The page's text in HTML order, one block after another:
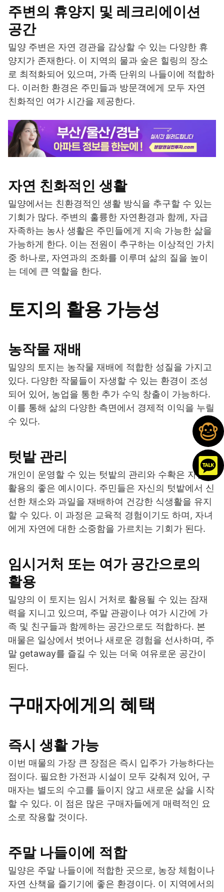
주변의 휴양지 및 레크리에이션
공간
밀양 주변은 자연 경관을 감상할 수 있는 다양한 휴
양지가 존재한다. 이 지역의 물과 숲은 힐링의 장소
로 최적화되어 있으며, 가족 단위의 나들이에 적합하
다. 이러한 환경은 주민들과 방문객에게 모두 자연
친화적인 여가 시간을 제공한다.
자연 친화적인 생활
밀양에서는 친환경적인 생활 방식을 추구할 수 있는
기회가 많다. 주변의 훌륭한 자연환경과 함께, 자급
자족하는 농사 생활은 주민들에게 지속 가능한 삶을
가능하게 한다. 이는 전원이 추구하는 이상적인 가치
중 하나로, 자연과의 조화를 이루며 삶의 질을 높이
는 데에 큰 역할을 한다.
토지의 활용 가능성
농작물 재배
밀양의 토지는 농작물 재배에 적합한 성질을 가지고
있다. 다양한 작물들이 자생할 수 있는 환경이 조성
되어 있어, 농업을 통한 추가 수익 창출이 가능하다.
이를 통해 삶의 다양한 측면에서 경제적 이익을 누릴
수 있다.
텃밭 관리
개인이 운영할 수 있는 텃밭의 관리와 수확은 자원
활용의 좋은 예시이다. 주민들은 자신의 텃밭에서 신
선한 채소와 과일을 재배하여 건강한 식생활을 유지
할 수 있다. 이 과정은 교육적 경험이기도 하며, 자녀
에게 자연에 대한 소중함을 가르치는 기회가 된다.
임시거처 또는 여가 공간으로의
활용
밀양의 이 토지는 임시 거처로 활용될 수 있는 잠재
력을 지니고 있으며, 주말 관광이나 여가 시간에 가
족 및 친구들과 함께하는 공간으로도 적합하다. 본
매물은 일상에서 벗어나 새로운 경험을 선사하며, 주
말 getaway를 즐길 수 있는 더욱 여유로운 공간이
된다.
구매자에게의 혜택
즉시 생활 가능
이번 매물의 가장 큰 장점은 즉시 입주가 가능하다는
점이다. 필요한 가전과 시설이 모두 갖춰져 있어, 구
매자는 별도의 수고를 들이지 않고 새로운 삶을 시작
할 수 있다. 이 점은 많은 구매자들에게 매력적인 요
소로 작용할 것이다.
주말 나들이에 적합
밀양은 주말 나들이에 적합한 곳으로, 농장 체험이나
자연 산책을 즐기기에 좋은 환경이다. 이 지역에서의